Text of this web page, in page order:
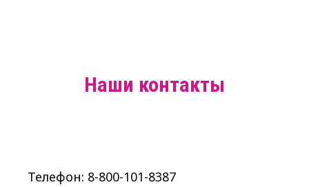
Наши контакты
Телефон: 8-800-101-8387